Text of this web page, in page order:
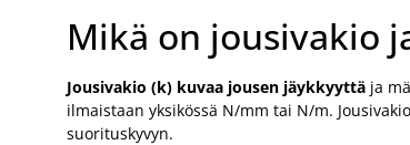
Mikä on jousivakio
Jousivakio (k) kuvaa jousen jäykkyyttä ja
ilmaistaan yksikössä N/mm tai N/m.
suorituskyvyn.